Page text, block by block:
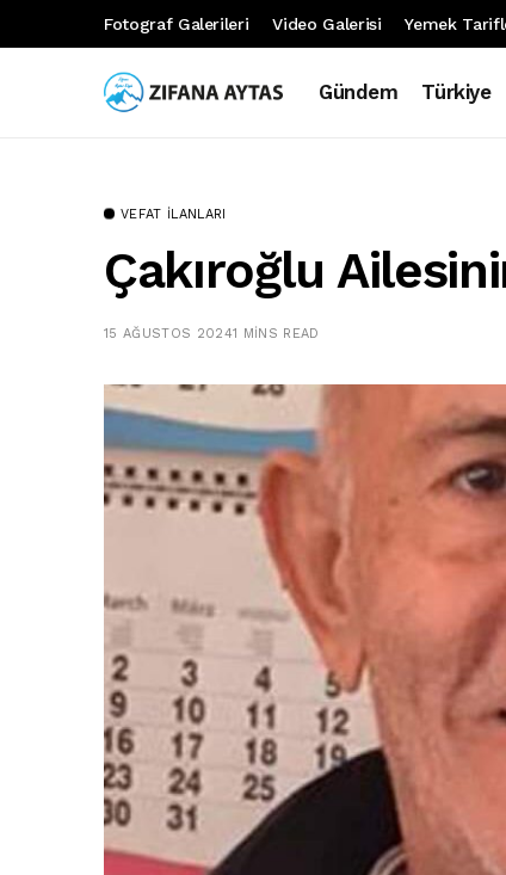
Fotograf Galerileri Video Galerisi Yemek
Gündem Türkiye
VEFAT İLANLARI
Çakıroğlu
15 AĞUSTOS 20241 MINS READ